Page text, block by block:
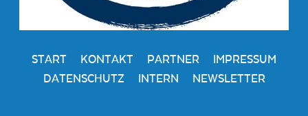
START KONTAKT PARTNER
IMPRESSUM
DATENSCHUTZ
INTERN NEWSLETTER